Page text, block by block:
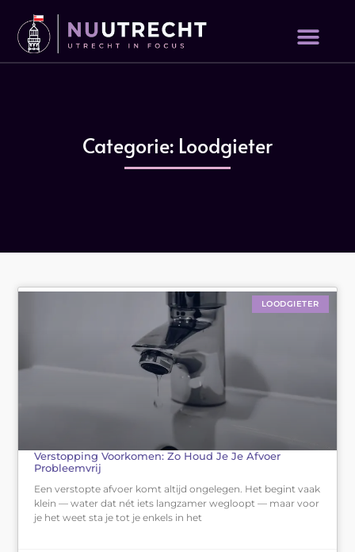
Categorie: Loodgieter
LOODGIETER
Verstopping Voorkomen: Zo Houd Je Je Afvoer
Probleemvrij
Een verstopte afvoer komt altijd ongelegen. Het begint vaak
klein — water dat nét iets langzamer wegloopt — maar voor
je het weet sta je tot je enkels in het